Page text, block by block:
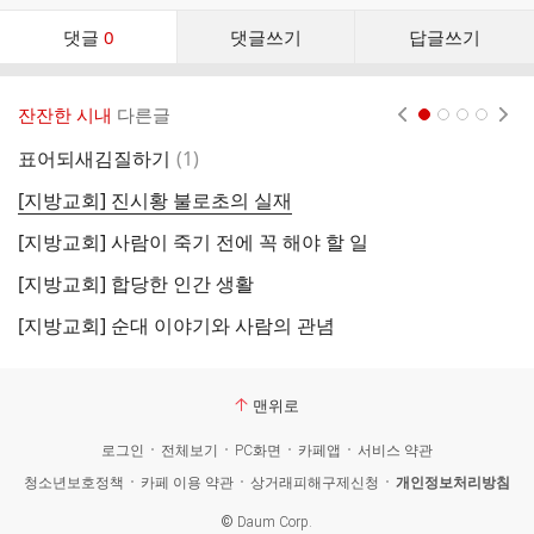
댓글 0 댓글쓰기 답글쓰기
댓
잔잔한 시내 다른글
표어되새김질하기 댓
(1)
[지방교회] 진시황 불로초의 실재
[지방교회] 사람이 죽기 전에 꼭 해야 할 일
[지방교회] 합당한 인간 생활
[지방교회] 순대 이야기와 사람의 관념
맨위로
로그인 전체보기 PC화면 카페앱
서비스 약관
청소년보호정책
카페 이용 약관 상거래피해구제신청 개인정보처리방침
© Daum Corp.